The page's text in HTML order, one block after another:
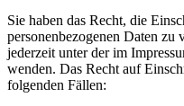
Sie haben das Recht, die
personenbezogenen Daten zu
jederzeit unter der im
wenden. Das Recht auf
folgenden Fällen: